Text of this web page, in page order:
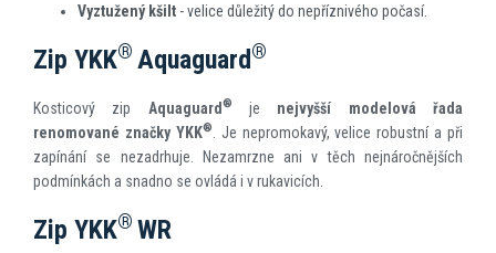
Vyztužený kšilt - velice důležitý do nepříznivého počasí.
Zip YKK® Aquaguard®
Kosticový zip Aquaguard ® je nejvyšší modelová řada
renomované značky YKK®
. Je nepromokavý, velice robustní a při
zapínání se nezadrhuje. Nezamrzne ani v těch nejnáročnějších
podmínkách a snadno se ovládá i v rukavicích.
Zip YKK® WR